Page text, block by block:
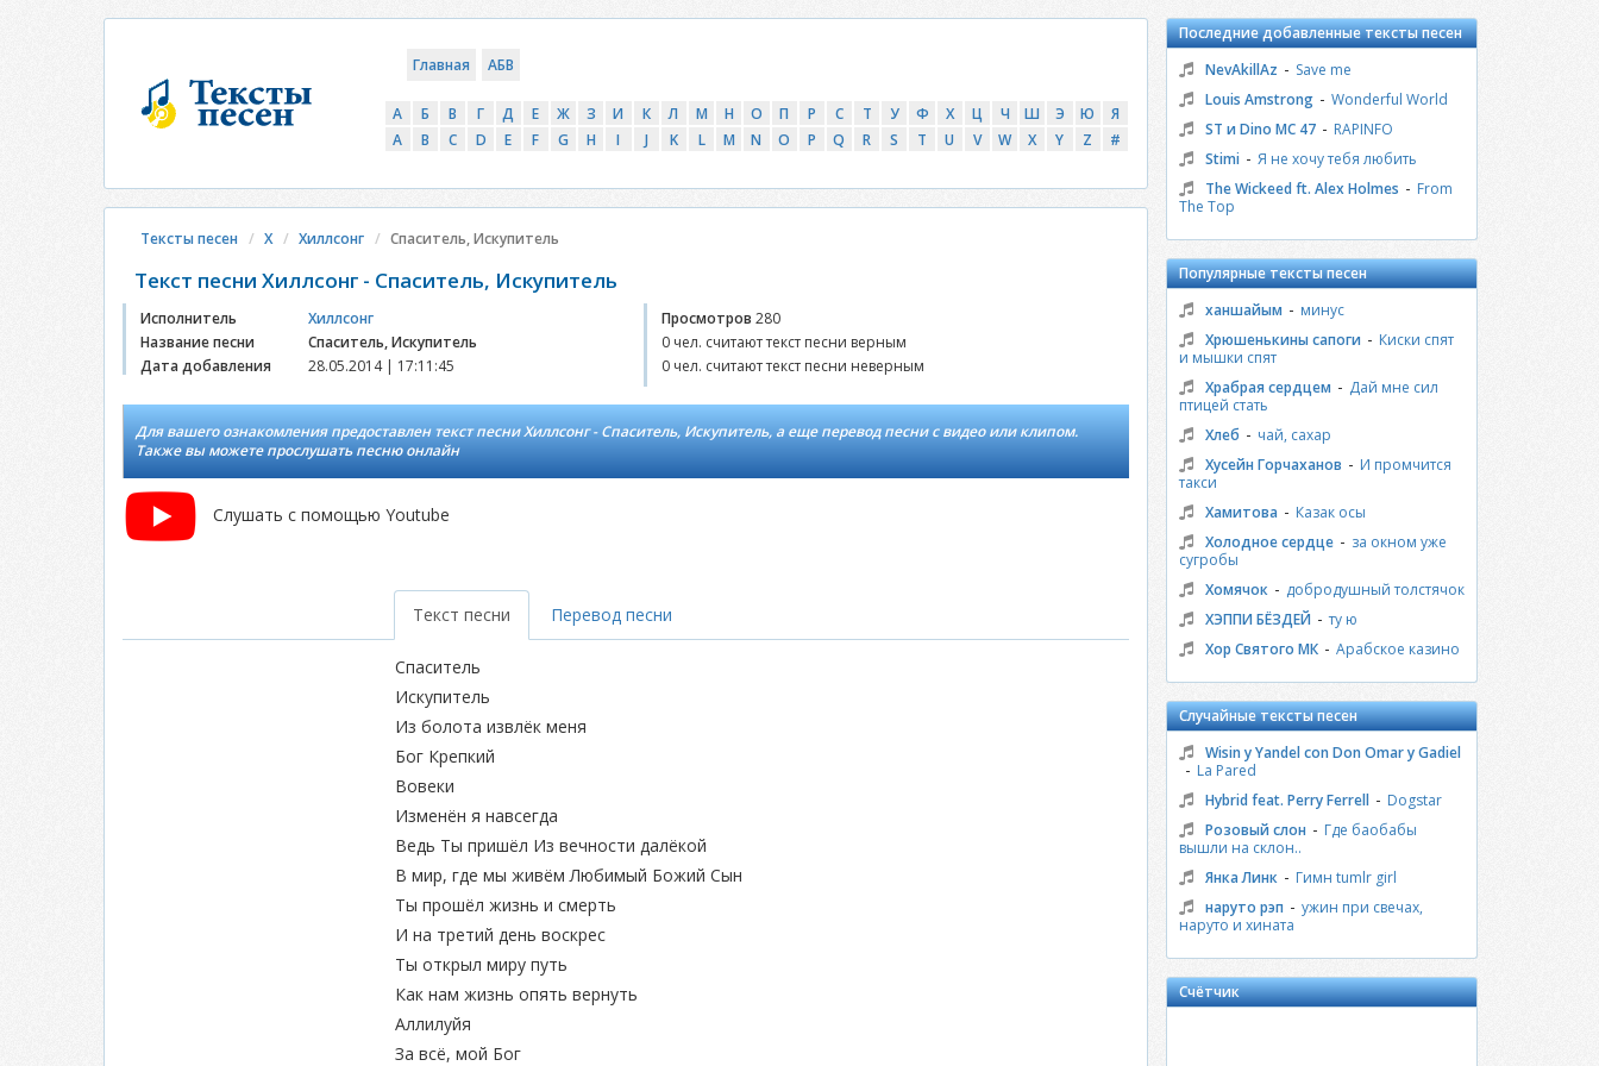
Главная АБВ
А Б В Г Д Е Ж З И К Л М Н О П Р С Т У Ф Х Ц Ч Ш Э Ю
Я
A
B C D E F G H I J K L M N O P Q R S T U V W X Y Z #
Тексты песен Х Хиллсонг Спаситель, Искупитель
Текст песни Хиллсонг - Спаситель, Искупитель
Исполнитель
Хиллсонг
Название песни
Спаситель, Искупитель
Дата добавления
28.05.2014 | 17:11:45
Просмотров 280
0 чел. считают текст песни верным
0 чел. считают текст песни неверным
Для вашего ознакомления предоставлен текст песни Хиллсонг - Спаситель, Искупитель, а еще перевод песни с видео или клипом.
Также вы можете прослушать песню онлайн
Слушать с помощью Youtube
Текст песни Перевод песни
Спаситель
Искупитель
Из болота извлёк меня
Бог Крепкий
Вовеки
Изменён я навсегда
Ведь Ты пришёл Из вечности далёкой
В мир, где мы живём Любимый Божий Сын
Ты прошёл жизнь и смерть
И на третий день воскрес
Ты открыл миру путь
Как нам жизнь опять вернуть
Аллилуйя
За всё, мой Бог
Последние добавленные тексты песен
NevAkillAz - Save me
Louis Amstrong - Wonderful World
ST и Dino MC 47 - RAPINFO
Stimi - Я не хочу тебя любить
The Wickeed ft. Alex Holmes - From
The Top
Популярные тексты песен
ханшайым - минус
Хрюшенькины сапоги - Киски спят
и мышки спят
Храбрая сердцем - Дай мне сил
птицей стать
Хлеб - чай, сахар
Хусейн Горчаханов - И промчится
такси
Хамитова - Казак осы
Холодное сердце - за окном уже
сугробы
Хомячок - добродушный толстячок
ХЭППИ БЁЗДЕЙ - ту ю
Хор Святого МК - Арабское казино
Случайные тексты песен
Wisin y Yandel con Don Omar y Gadiel
- La Pared
Hybrid feat. Perry Ferrell - Dogstar
Розовый слон - Где баобабы
вышли на склон..
Янка Линк - Гимн tumlr girl
наруто рэп - ужин при свечах,
наруто и хината
Счётчик